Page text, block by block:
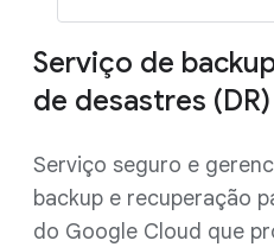
Serviço de
de desastres (DR)
Serviço seguro e
backup e recuperação
do Google Cloud que